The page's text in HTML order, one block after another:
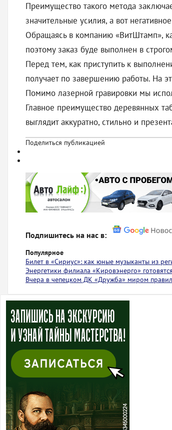
Преимущество такого метода
значительные усилия, а вот
Обращаясь в компанию «ВитШтамп»,
поэтому заказ буде выполнен в
Перед тем, как приступить к
получает по завершению работы. На
Помимо лазерной гравировки мы
Главное преимущество деревянных
выглядит аккуратно, стильно и
Поделиться публикацией
Подпишитесь на нас в:
Популярное
Билет в «Сириус»: как юные музыканты из
Энергетики филиала «Кировэнерго»
Вчера в чепецком ДК «Дружба» миром